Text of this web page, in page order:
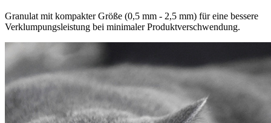
Granulat mit kompakter Größe (0,5 mm - 2,5 mm) für eine bessere
Verklumpungsleistung bei minimaler Produktverschwendung.